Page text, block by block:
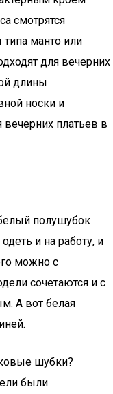
смотрятся
манто или
для вечерних
длины
носки и
платьев в
полушубок
и на работу, и
можно с
сочетаются и с
А вот белая
шубки?
были